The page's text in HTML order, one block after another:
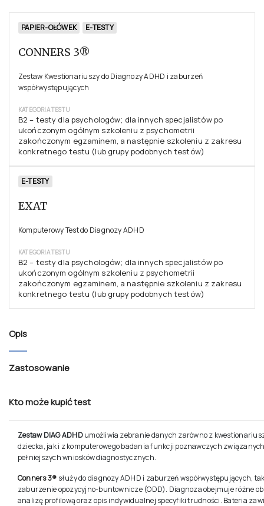
PAPIER-OŁÓWEK E-TESTY
CONNERS 3®
Zestaw Kwestionariuszy do Diagnozy ADHD i zaburzeń
współwystępujących
KATEGORIA TESTU
B2 – testy dla psychologów; dla innych specjalistów po
ukończonym ogólnym szkoleniu z psychometrii
zakończonym egzaminem, a następnie szkoleniu z zakresu
konkretnego testu (lub grupy podobnych testów)
E-TESTY
EXAT
Komputerowy Test do Diagnozy ADHD
KATEGORIA TESTU
B2 – testy dla psychologów; dla innych specjalistów po
ukończonym ogólnym szkoleniu z psychometrii
zakończonym egzaminem, a następnie szkoleniu z zakresu
konkretnego testu (lub grupy podobnych testów)
Opis
Zastosowanie
Kto może kupić test
Zestaw DIAG ADHDumożliwia zebranie danych zarówno z
dziecka, jak i z komputerowego badania funkcji poznawczych
pełniejszych wniosków diagnostycznych.
Conners 3® służy do diagnozy ADHD i zaburzeń współwystępujących,
zaburzenie opozycyjno-buntownicze (ODD). Diagnoza obejmuje różne
analizę profilową oraz opis indywidualnej specyfiki trudności. Bateria